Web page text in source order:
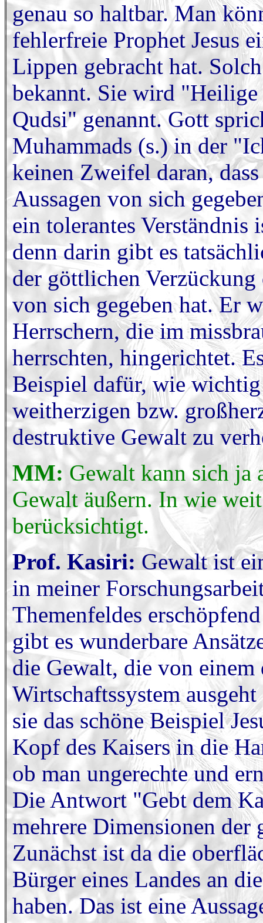
genau so haltbar. Man
fehlerfreie Prophet Jesus
Lippen gebracht hat.
bekannt. Sie wird
Qudsi" genannt. Gott
Muhammads (s.) in der
keinen Zweifel daran,
Aussagen von sich
ein tolerantes Verständnis
denn darin gibt es
der göttlichen
von sich gegeben hat. Er
Herrschern, die im
herrschten, hingerichtet.
Beispiel dafür, wie
weitherzigen bzw.
destruktive Gewalt zu
MM:Gewalt kann sich ja
Gewalt äußern. In wie
berücksichtigt.
Prof. Kasiri: Gewalt ist
in meiner
Themenfeldes
gibt es wunderbare
die Gewalt, die von
Wirtschaftssystem
sie das schöne Beispiel
Kopf des Kaisers in die
ob man ungerechte und
Die Antwort "Gebt dem
mehrere Dimensionen
Zunächst ist da die
Bürger eines Landes an
haben. Das ist eine